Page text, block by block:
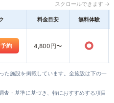
スクロールできます →
料金目安 無料体験
予約 4,800円〜 ○
た施設を掲載しています。全施設は下の一
・基準に基づき、特におすすめする項目